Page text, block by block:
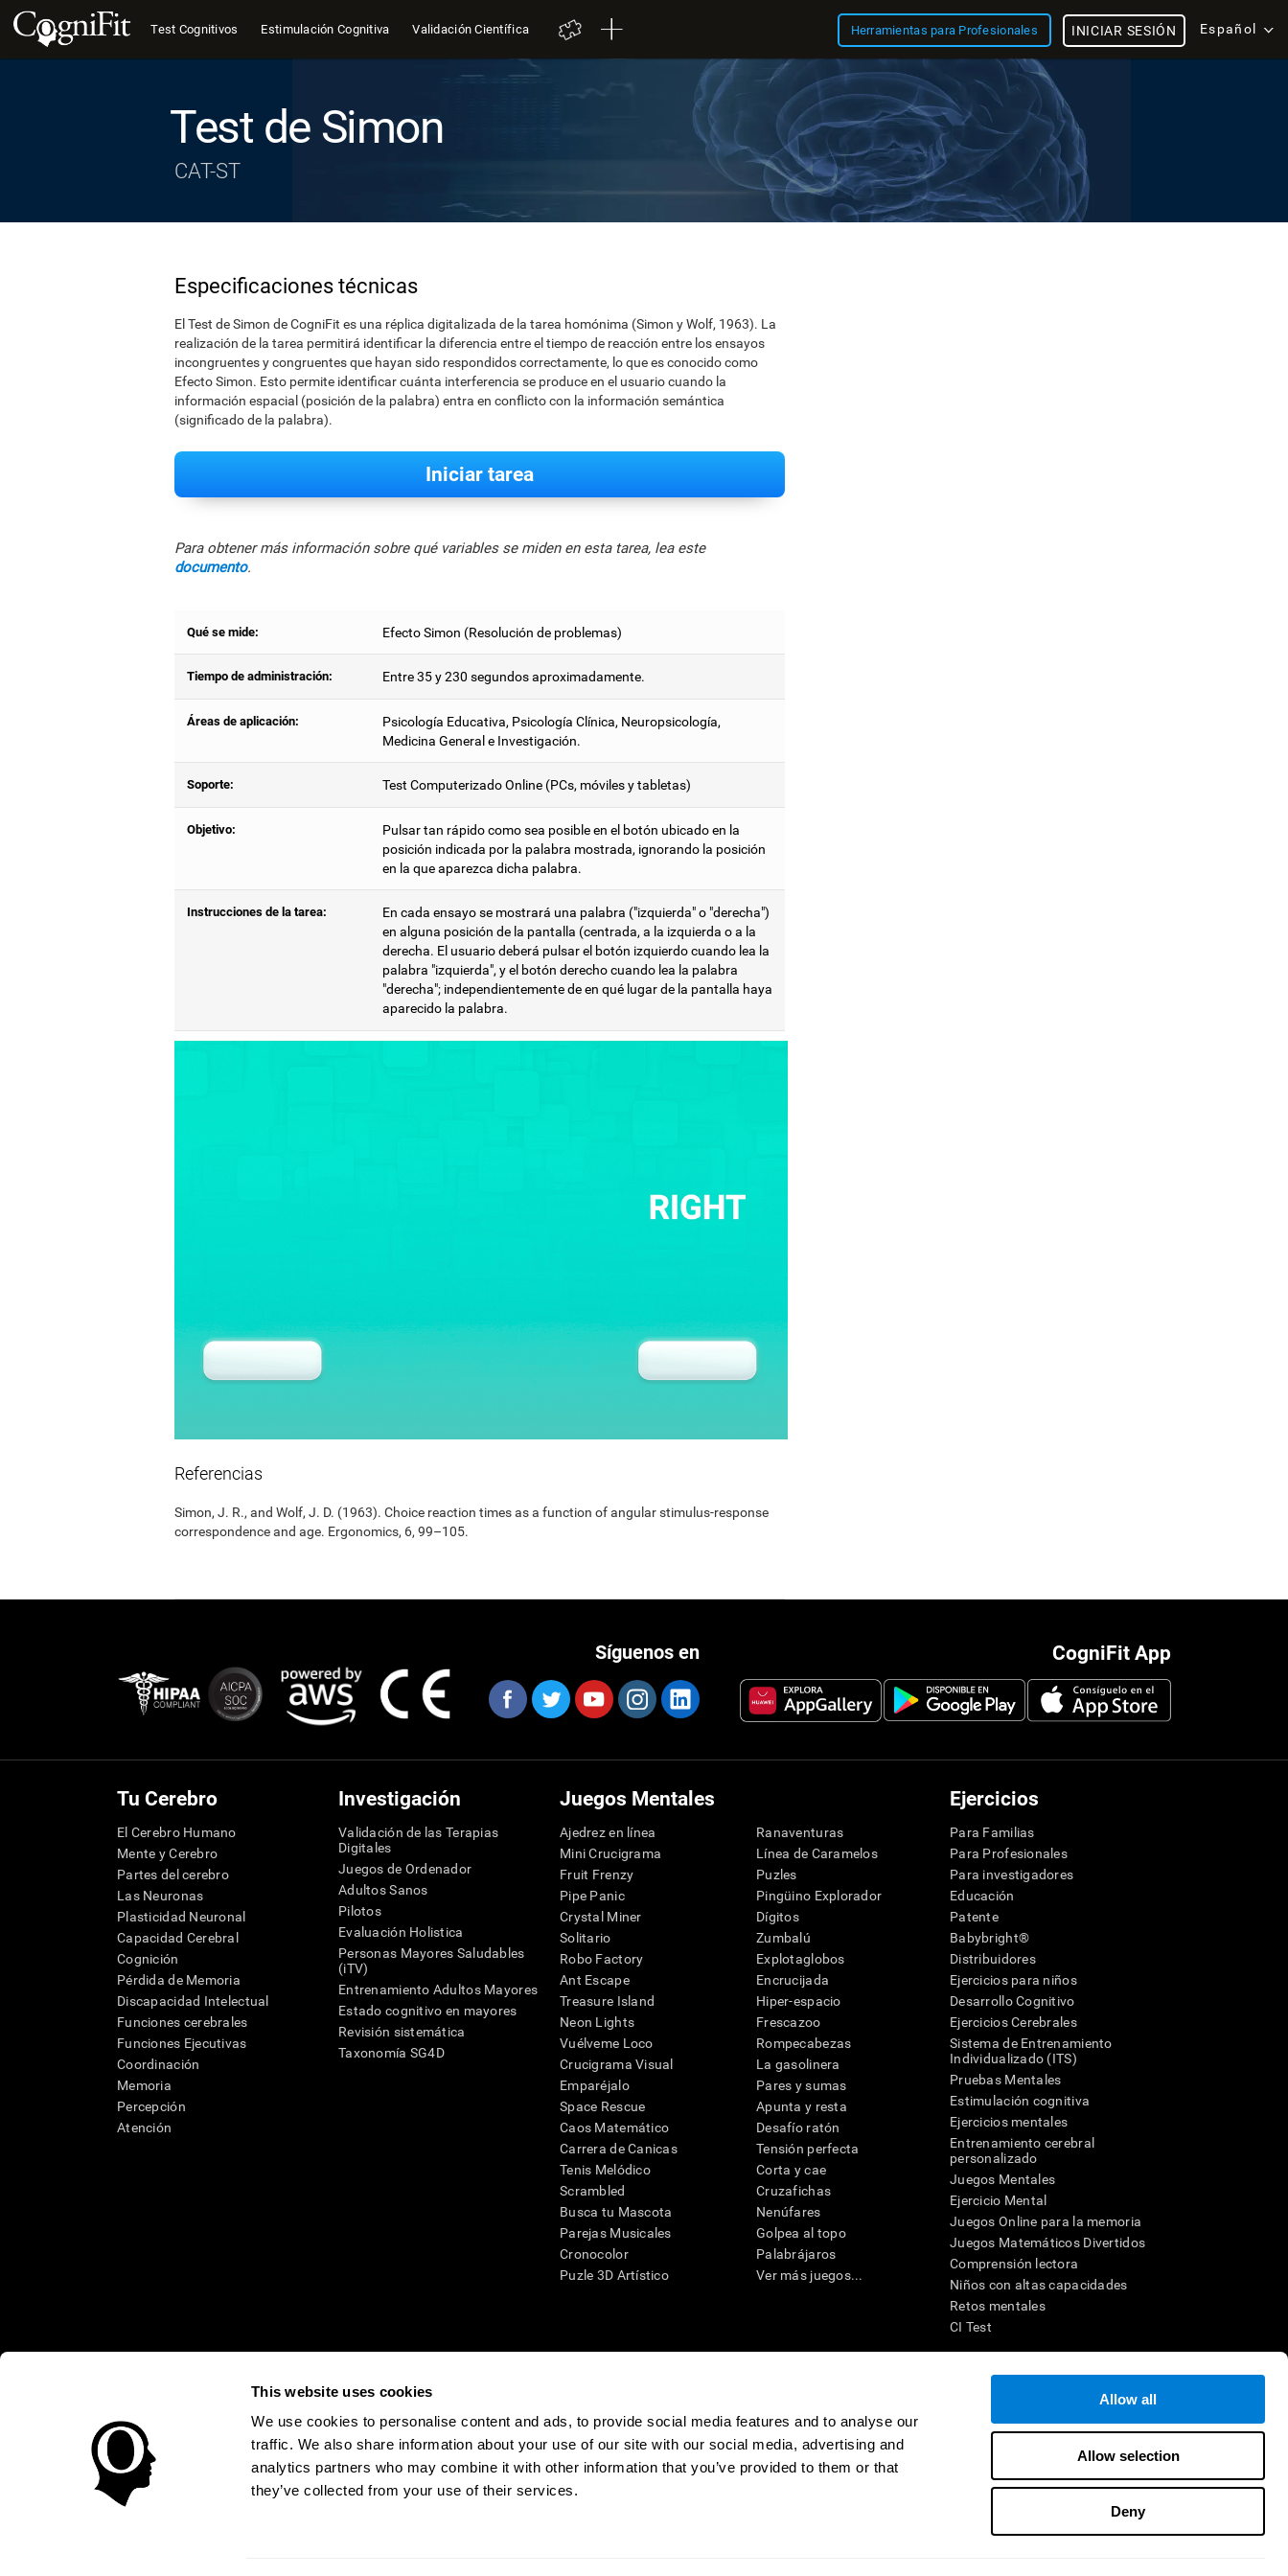
This website uses cookies
We use cookies to personalise content and ads, to provide social media features and to analyse our
traffic. We also share information about your use of our site with our social media, advertising and
analytics partners who may combine it with other information that you’ve provided to them or that
they’ve collected from your use of their services.
Allow all
Allow selection
Deny
Test Cognitivos Estimulación Cognitiva Validación Científica Herramientas para Profesionales Español
INICIAR SESIÓN
Test de Simon
CAT-ST
Especificaciones técnicas
El Test de Simon de CogniFit es una réplica digitalizada de la tarea homónima (Simon y Wolf, 1963). La
realización de la tarea permitirá identificar la diferencia entre el tiempo de reacción entre los ensayos
incongruentes y congruentes que hayan sido respondidos correctamente, lo que es conocido como
Efecto Simon. Esto permite identificar cuánta interferencia se produce en el usuario cuando la
información espacial (posición de la palabra) entra en conflicto con la información semántica
(significado de la palabra).
Iniciar tarea
Para obtener más información sobre qué variables se miden en esta tarea, lea este
documento.
Qué se mide: Efecto Simon (Resolución de problemas)
Tiempo de administración: Entre 35 y 230 segundos aproximadamente.
Áreas de aplicación:
Psicología Educativa, Psicología Clínica, Neuropsicología,
Medicina General e Investigación.
Soporte: Test Computerizado Online (PCs, móviles y tabletas)
Objetivo:
Pulsar tan rápido como sea posible en el botón ubicado en la
posición indicada por la palabra mostrada, ignorando la posición
en la que aparezca dicha palabra.
Instrucciones de la tarea:
En cada ensayo se mostrará una palabra ("izquierda" o "derecha")
en alguna posición de la pantalla (centrada, a la izquierda o a la
derecha. El usuario deberá pulsar el botón izquierdo cuando lea la
palabra "izquierda", y el botón derecho cuando lea la palabra
"derecha"; independientemente de en qué lugar de la pantalla haya
aparecido la palabra.
Referencias
Simon, J. R., and Wolf, J. D. (1963). Choice reaction times as a function of angular stimulus-response
correspondence and age. Ergonomics, 6, 99–105.
CogniFit App
Síguenos en
Tu Cerebro
El Cerebro Humano
Mente y Cerebro
Partes del cerebro
Las Neuronas
Plasticidad Neuronal
Capacidad Cerebral
Cognición
Pérdida de Memoria
Discapacidad Intelectual
Funciones cerebrales
Funciones Ejecutivas
Coordinación
Memoria
Percepción
Atención
Investigación
Validación de las Terapias
Digitales
Juegos de Ordenador
Adultos Sanos
Pilotos
Evaluación Holistica
Personas Mayores Saludables
(iTV)
Entrenamiento Adultos Mayores
Estado cognitivo en mayores
Revisión sistemática
Taxonomía SG4D
Juegos Mentales
Ajedrez en línea
Mini Crucigrama
Fruit Frenzy
Pipe Panic
Crystal Miner
Solitario
Robo Factory
Ant Escape
Treasure Island
Neon Lights
Vuélveme Loco
Crucigrama Visual
Emparéjalo
Space Rescue
Caos Matemático
Carrera de Canicas
Tenis Melódico
Scrambled
Busca tu Mascota
Parejas Musicales
Cronocolor
Puzle 3D Artístico
Ranaventuras
Línea de Caramelos
Puzles
Pingüino Explorador
Dígitos
Zumbalú
Explotaglobos
Encrucijada
Hiper-espacio
Frescazoo
Rompecabezas
La gasolinera
Pares y sumas
Apunta y resta
Desafío ratón
Tensión perfecta
Corta y cae
Cruzafichas
Nenúfares
Golpea al topo
Palabrájaros
Ver más juegos...
Ejercicios
Para Familias
Para Profesionales
Para investigadores
Educación
Patente
Babybright®
Distribuidores
Ejercicios para niños
Desarrollo Cognitivo
Ejercicios Cerebrales
Sistema de Entrenamiento
Individualizado (ITS)
Pruebas Mentales
Estimulación cognitiva
Ejercicios mentales
Entrenamiento cerebral
personalizado
Juegos Mentales
Ejercicio Mental
Juegos Online para la memoria
Juegos Matemáticos Divertidos
Comprensión lectora
Niños con altas capacidades
Retos mentales
CI Test
* Las evaluaciones de CogniFit están diseñadas para detectar alteraciones y deterioro cognitivo con el fin de ofrecer a un médico información pertinente para diseñar una intervención terapéutica apropiada. En un entorno
clínico, los resultados de CogniFit (cuando son interpretados por un profesional de la salud cualificado), se pueden utilizar como ayuda para determinar si un individuo debe ser dirigido a una posterior evaluación
neuropsicológica (por ejemplo, un examen neuropsicológico completo). CogniFit no ofrece directamente un diagnóstico médico de ningún tipo. Un diagnóstico de TDAH, dislexia, demencia o enfermedad similar sólo
puede ser realizada por un médico o psicólogo cualificado teniendo en cuenta una amplia gama de posibles factores. De acuerdo al uso indicado, CogniFit no indica que esta herramienta sea o deba ser considerada como
un dispositivo médico certicado por la FDA. El producto puede ser utilizado para estudios de investigación en cualquier campo de investigación relacionado con la cognición. Si se utiliza para fines de investigación, todo
uso del producto debe hacerse en los sujetos humanos apropiados conforme al procedimiento dictado por el centro de investigación y será una obligación por parte del investigador. Todas estas protecciones para el
sujeto humano nunca no podrán ser, en ningún caso, inferiores a las requeridas para cualquier sujeto de investigación en virtud de lo dispuesto en la Sección 45 CFR 46 del Código de Regulaciones Federales.
Contacto
Ayuda